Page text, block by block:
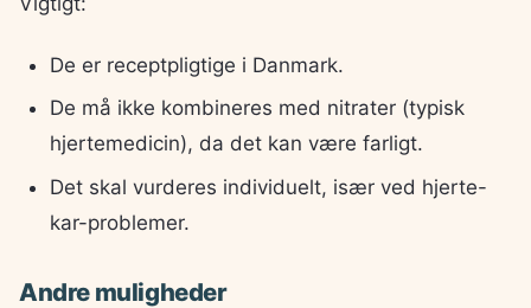
De er receptpligtige i Danmark.
De må ikke kombineres med nitrater (typisk
hjertemedicin), da det kan være farligt.
Det skal vurderes individuelt, især ved hjerte-
kar-problemer.
Andre muligheder